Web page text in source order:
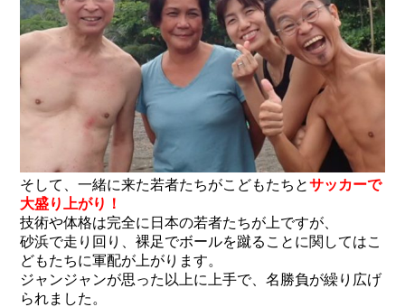
そして、一緒に来た若者たちがこどもたちとサッカーで
大盛り上がり！
技術や体格は完全に日本の若者たちが上ですが、
砂浜で走り回り、裸足でボールを蹴ることに関してはこ
どもたちに軍配が上がります。
ジャンジャンが思った以上に上手で、名勝負が繰り広げ
られました。